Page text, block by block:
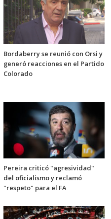
Bordaberry se reunió con Orsi y
generó reacciones en el Partido
Colorado
Pereira criticó "agresividad"
del oficialismo y reclamó
"respeto" para el FA